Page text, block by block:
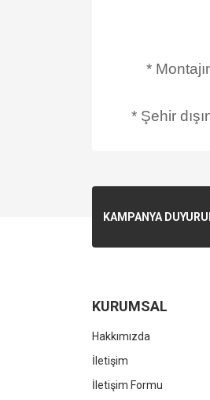
*
* Şehir
KAMPANYA
KURUMSAL
Hakkımızda
İletişim
İletişim Formu